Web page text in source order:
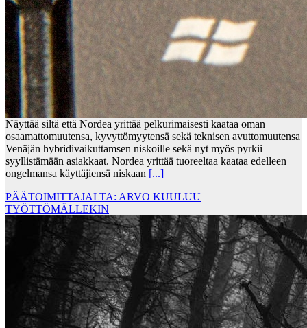
Näyttää siltä että Nordea yrittää pelkurimaisesti kaataa oman
osaamattomuutensa, kyvyttömyytensä sekä teknisen avuttomuutensa
Venäjän hybridivaikuttamsen niskoille sekä nyt myös pyrkii
syyllistämään asiakkaat. Nordea yrittää tuoreeltaa kaataa edelleen
ongelmansa käyttäjiensä niskaan [...]
PÄÄTOIMITTAJALTA: ARVO KUULUU
TYÖTTÖMÄLLEKIN